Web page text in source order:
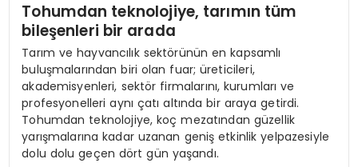
Tohumdan teknolojiye, tarımın tüm
bileşenleri bir arada
Tarım ve hayvancılık sektörünün en kapsamlı
buluşmalarından biri olan fuar; üreticileri,
akademisyenleri, sektör firmalarını, kurumları ve
profesyonelleri aynı çatı altında bir araya getirdi.
Tohumdan teknolojiye, koç mezatından güzellik
yarışmalarına kadar uzanan geniş etkinlik yelpazesiyle
dolu dolu geçen dört gün yaşandı.